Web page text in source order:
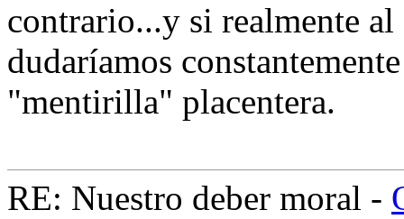
contrario...y si realmente al
dudaríamos
"mentirilla" placentera.
RE: Nuestro deber moral -